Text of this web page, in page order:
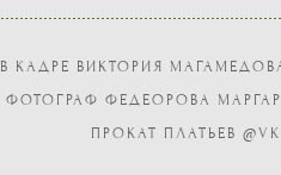
В КАДРЕ ВИКТОРИЯ МАГАМЕДОВА
ФОТОГРАФ ФЕДЕОРОВА
ПРОКАТ ПЛАТЬЕВ